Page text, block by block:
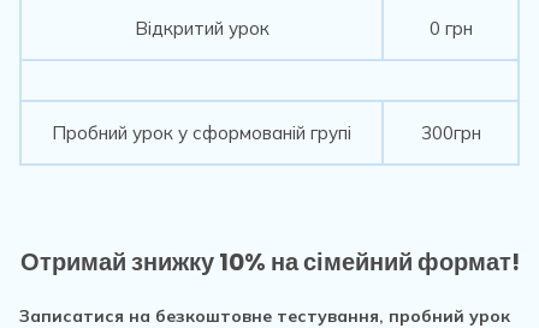
Відкритий урок 0 грн
Пробний урок у сформованій групі 300грн
Отримай знижку 10% на сімейний формат!
Записатися на безкоштовне тестування, пробний урок